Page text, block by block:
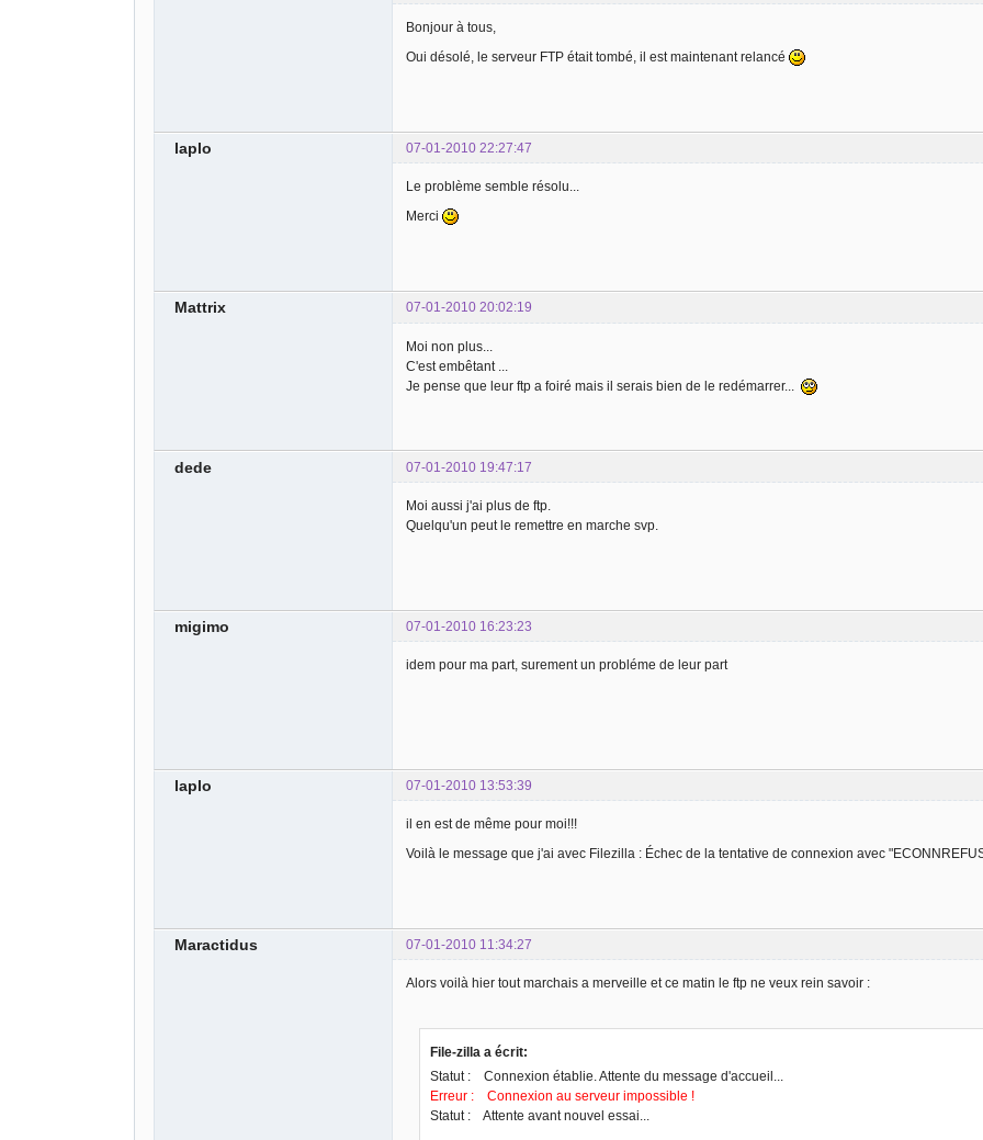
Bonjour à tous,
Oui désolé, le serveur FTP était tombé, il est maintenant relancé
laplo 07-01-2010 22:27:47
Le problème semble résolu...
Merci
Mattrix 07-01-2010 20:02:19
Moi non plus...
C'est embêtant ...
Je pense que leur ftp a foiré mais il serais bien de le redémarrer...
dede 07-01-2010 19:47:17
Moi aussi j'ai plus de ftp.
Quelqu'un peut le remettre en marche svp.
migimo 07-01-2010 16:23:23
idem pour ma part, surement un probléme de leur part
laplo 07-01-2010 13:53:39
il en est de même pour moi!!!
Voilà le message que j'ai avec Filezilla : Échec de la tentative de connexion avec
Maractidus 07-01-2010 11:34:27
Alors voilà hier tout marchais a merveille et ce matin le ftp ne veux rein savoir :
File-zilla a écrit:
Statut : Connexion établie. Attente du message d'accueil...
Erreur : Connexion au serveur impossible !
Statut : Attente avant nouvel essai...